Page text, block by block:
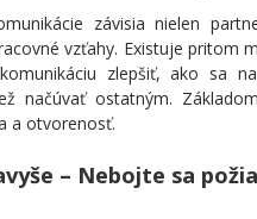
závisia nielen
vzťahy. Existuje pritom
zlepšiť, ako sa
načúvať ostatným.
a otvorenosť.
– Nebojte sa